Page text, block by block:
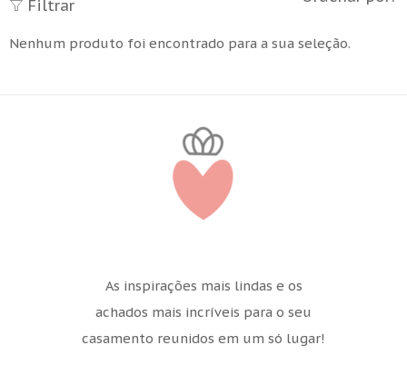
Filtrar
Nenhum produto foi encontrado para a sua seleção.
As inspirações mais lindas e os
achados mais incríveis para o seu
casamento reunidos em um só lugar!